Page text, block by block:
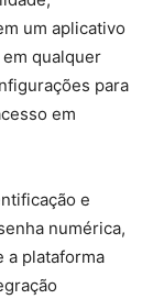
um aplicativo
qualquer
para
em
e
numérica,
a plataforma